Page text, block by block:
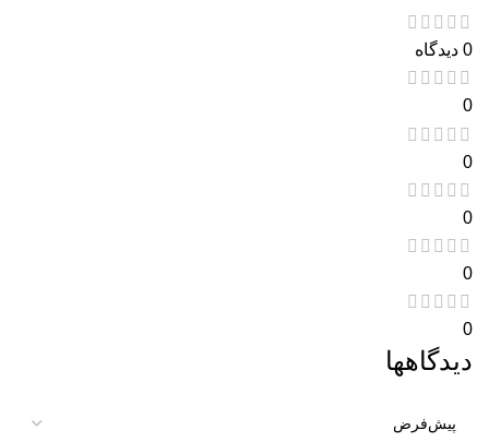
0 دیدگاه
0
0
0
0
0
دیدگاهها